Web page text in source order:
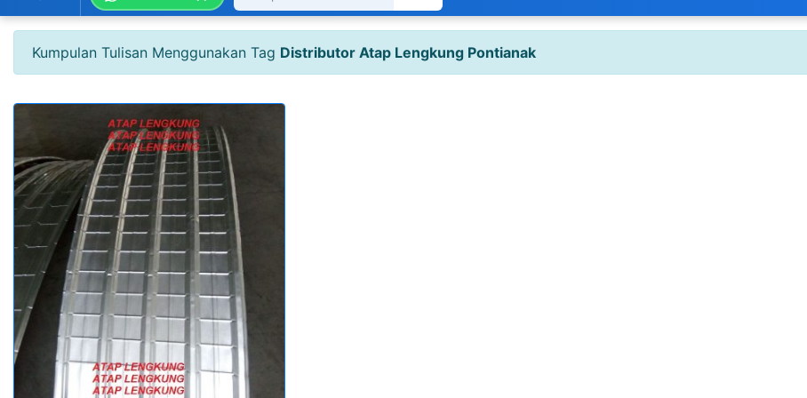
Kumpulan Tulisan Menggunakan Tag Distributor Atap Lengkung Pontianak